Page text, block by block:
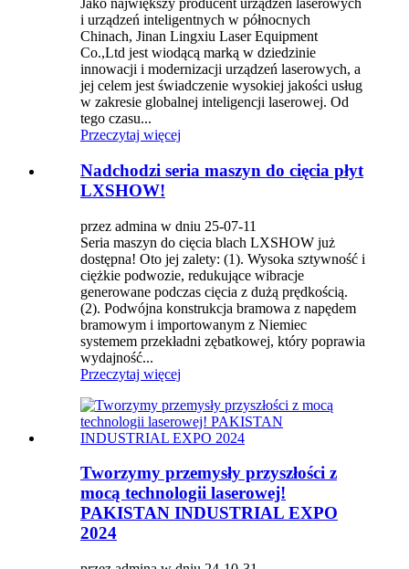
Jako największy producent urządzeń laserowych
i urządzeń inteligentnych w północnych
Chinach, Jinan Lingxiu Laser Equipment
Co.,Ltd jest wiodącą marką w dziedzinie
innowacji i modernizacji urządzeń laserowych, a
jej celem jest świadczenie wysokiej jakości usług
w zakresie globalnej inteligencji laserowej. Od
tego czasu...
Przeczytaj więcej
Nadchodzi seria maszyn do cięcia płyt
LXSHOW!
przez admina w dniu 25-07-11
Seria maszyn do cięcia blach LXSHOW już
dostępna! Oto jej zalety: (1). Wysoka sztywność i
ciężkie podwozie, redukujące wibracje
generowane podczas cięcia z dużą prędkością.
(2). Podwójna konstrukcja bramowa z napędem
bramowym i importowanym z Niemiec
systemem przekładni zębatkowej, który poprawia
wydajność...
Przeczytaj więcej
Tworzymy przemysły przyszłości z
mocą technologii laserowej!
PAKISTAN INDUSTRIAL EXPO
2024